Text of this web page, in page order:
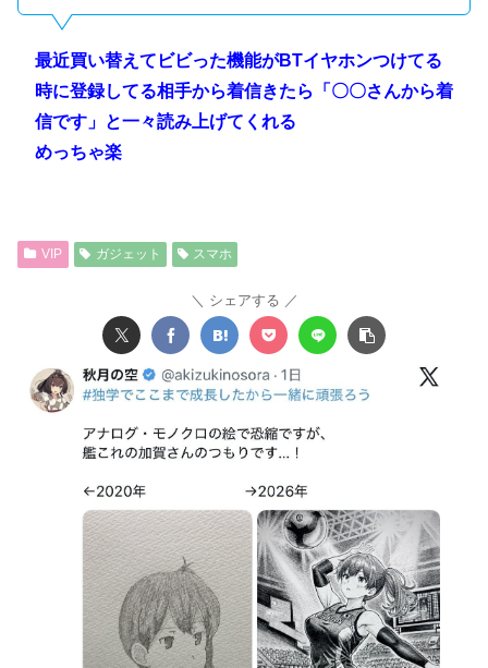
最近買い替えてビビった機能がBTイヤホンつけてる
時に登録してる相手から着信きたら「〇〇さんから着
信です」と一々読み上げてくれる
めっちゃ楽
VIP ガジェット スマホ
シェアする